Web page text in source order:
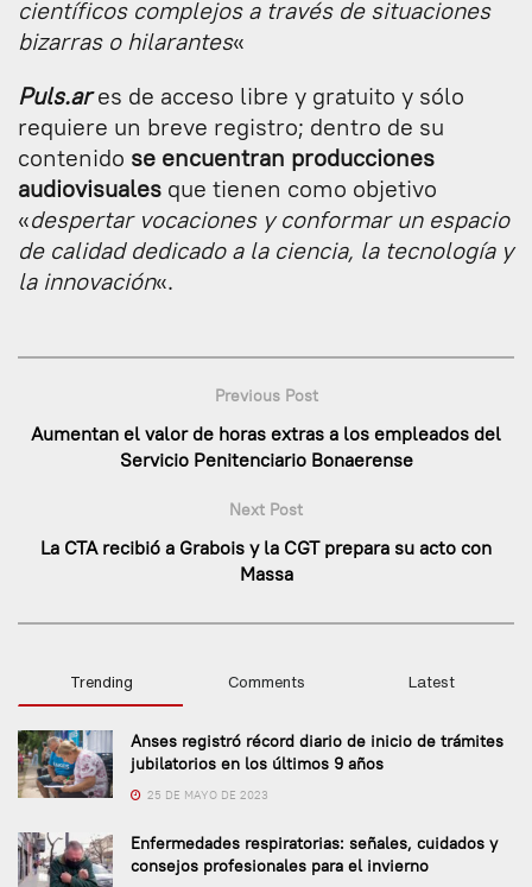
científicos complejos a través de situaciones
bizarras o hilarantes«
Puls.ares de acceso libre y gratuito y sólo
requiere un breve registro; dentro de su
contenido se encuentran producciones
audiovisuales que tienen como objetivo
«despertar vocaciones y conformar un espacio
de calidad dedicado a la ciencia, la tecnología y
la innovación«.
Previous Post
Aumentan el valor de horas extras a los empleados del
Servicio Penitenciario Bonaerense
Next Post
La CTA recibió a Grabois y la CGT prepara su acto con
Massa
Trending Comments Latest
Anses registró récord diario de inicio de trámites
jubilatorios en los últimos 9 años
25 DE MAYO DE 2023
Enfermedades respiratorias: señales, cuidados y
consejos profesionales para el invierno